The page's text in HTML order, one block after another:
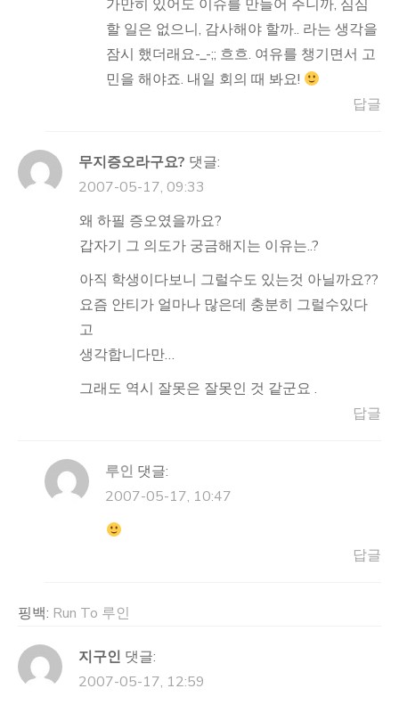
가만히 있어도 이슈를 만들어 주니까, 심심
할 일은 없으니, 감사해야 할까.. 라는 생각을
잠시 했더래요-_-;; 흐흐. 여유를 챙기면서 고
민을 해야죠. 내일 회의 때 봐요!
답글
무지증오라구요? 댓글:
2007-05-17, 09:33
왜 하필 증오였을까요?
갑자기 그 의도가 궁금해지는 이유는..?
아직 학생이다보니 그럴수도 있는것 아닐까요??
요즘 안티가 얼마나 많은데 충분히 그럴수있다
고
생각합니다만…
그래도 역시 잘못은 잘못인 것 같군요 .
답글
루인 댓글:
2007-05-17, 10:47
답글
핑백: Run To 루인
지구인 댓글:
2007-05-17, 12:59